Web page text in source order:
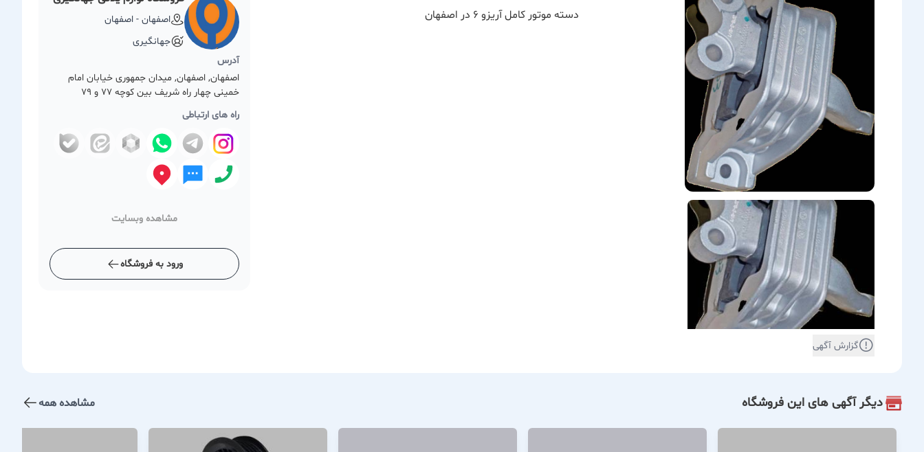
گزارش آگهی
دسته موتور کامل آریزو ۶ در اصفهان
اصفهان - اصفهان
جهانگیری
آدرس
اصفهان, اصفهان, میدان جمهوری خیابان امام
خمینی چهار راه شریف بین کوچه 77 و 79
راه های ارتباطی
مشاهده وبسایت
ورود به فروشگاه
دیگر آگهی های این فروشگاه مشاهده همه